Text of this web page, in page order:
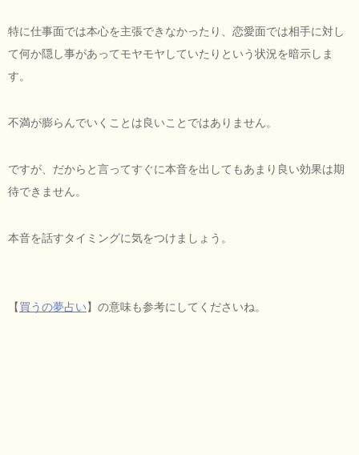
特に仕事面では本心を主張できなかったり、恋愛面では相手に対し
て何か隠し事があってモヤモヤしていたりという状況を暗示しま
す。
不満が膨らんでいくことは良いことではありません。
ですが、だからと言ってすぐに本音を出してもあまり良い効果は期
待できません。
本音を話すタイミングに気をつけましょう。
【買うの夢占い】の意味も参考にしてくださいね。